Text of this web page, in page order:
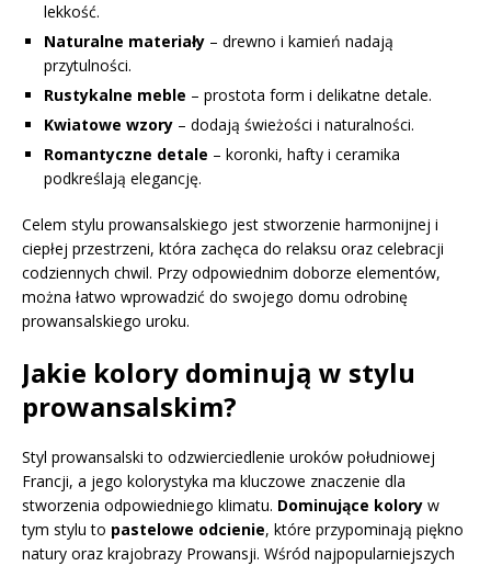
lekkość.
Naturalne materiały – drewno i kamień nadają
przytulności.
Rustykalne meble – prostota form i delikatne detale.
Kwiatowe wzory – dodają świeżości i naturalności.
Romantyczne detale – koronki, hafty i ceramika
podkreślają elegancję.
Celem stylu prowansalskiego jest stworzenie harmonijnej i
ciepłej przestrzeni, która zachęca do relaksu oraz celebracji
codziennych chwil. Przy odpowiednim doborze elementów,
można łatwo wprowadzić do swojego domu odrobinę
prowansalskiego uroku.
Jakie kolory dominują w stylu
prowansalskim?
Styl prowansalski to odzwierciedlenie uroków południowej
Francji, a jego kolorystyka ma kluczowe znaczenie dla
stworzenia odpowiedniego klimatu. Dominujące kolory w
tym stylu to pastelowe odcienie, które przypominają piękno
natury oraz krajobrazy Prowansji. Wśród najpopularniejszych